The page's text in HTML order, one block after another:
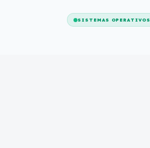
SISTEMAS OPERATIVOS